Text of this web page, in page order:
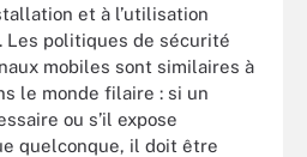
et à l’utilisation
Les politiques de sécurité
mobiles sont similaires à
le monde filaire : si un
ou s’il expose
quelconque, il doit être